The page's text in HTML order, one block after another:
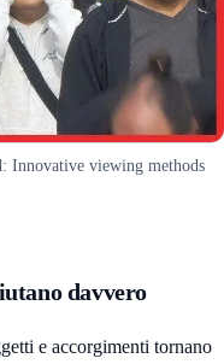
Innovative viewing methods
davvero
e accorgimenti tornano